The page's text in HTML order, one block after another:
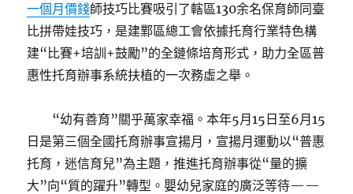
一個月價錢師技巧比賽吸引了轄區130余名保育師同臺
比拼帶娃技巧，是建鄴區總工會依據托育行業特色構
建“比賽+培訓+鼓勵”的全鏈條培育形式，助力全區普
惠性托育辦事系統扶植的一次務虛之舉。
“幼有善育”關乎萬家幸福。本年5月15日至6月15
日是第三個全國托育辦事宣揚月，宣揚月運動以“普惠
托育，迷信育兒”為主題，推進托育辦事從“量的擴
大”向“質的躍升”轉型。嬰幼兒家庭的廣泛等待——